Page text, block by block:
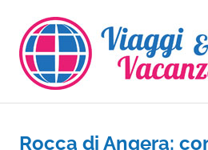
contenuto
Rocca di Angera: